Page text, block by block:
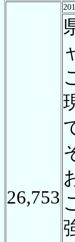
26,753